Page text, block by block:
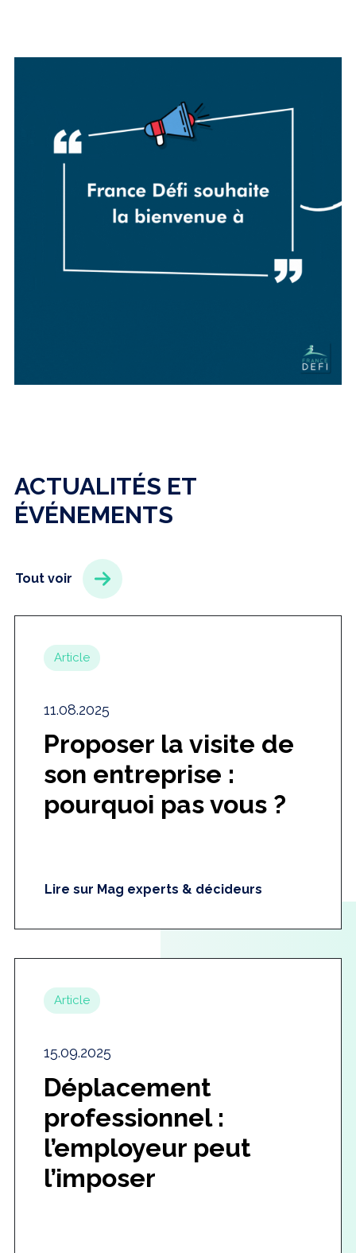
ACTUALITÉS ET
ÉVÉNEMENTS
Tout voir
Article
11.08.2025
Proposer la visite de
son entreprise :
pourquoi pas vous ?
Lire sur Mag experts & décideurs
Article
15.09.2025
Déplacement
professionnel :
l’employeur peut
l’imposer